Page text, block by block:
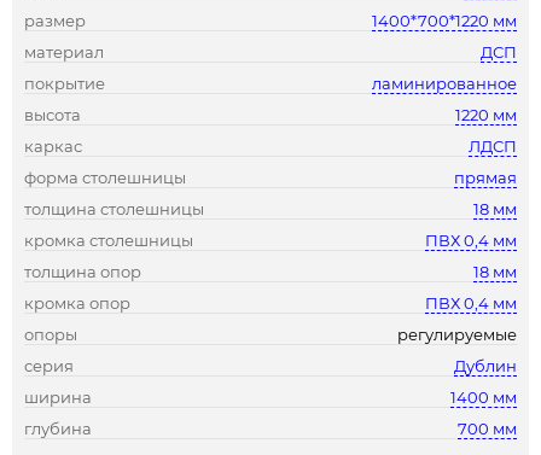
размер
1400*700*1220 мм
материал
ДСП
покрытие
ламинированное
высота
1220 мм
каркас
ЛДСП
форма столешницы
прямая
толщина столешницы
18 мм
кромка столешницы
ПВХ 0,4 мм
толщина опор
18 мм
кромка опор
ПВХ 0,4 мм
опоры
регулируемые
серия
Дублин
ширина
1400 мм
глубина
700 мм